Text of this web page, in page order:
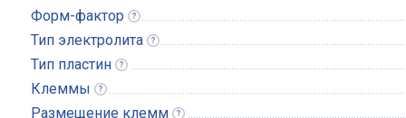
Форм-фактор
Тип электролита
Тип пластин
Клеммы
Размещение клемм